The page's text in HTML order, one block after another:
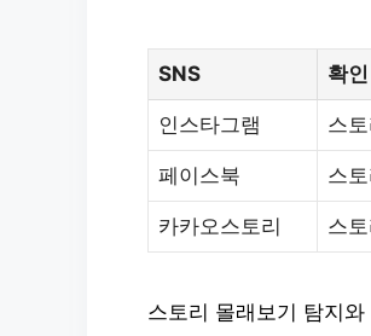
SNS 확
인스타그램 스
페이스북 스
카카오스토리 스
스토리 몰래보기 탐지